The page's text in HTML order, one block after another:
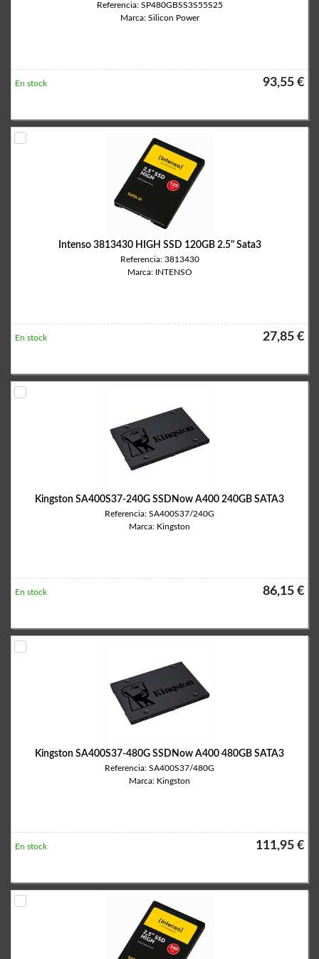
Referencia: SP480GBSS3S55S25
Marca: Silicon Power
93,55 €
En stock
Intenso 3813430 HIGH SSD 120GB 2.5" Sata3
Referencia: 3813430
Marca: INTENSO
27,85 €
En stock
Kingston SA400S37-240G SSDNow A400 240GB SATA3
Referencia: SA400S37/240G
Marca: Kingston
86,15 €
En stock
Kingston SA400S37-480G SSDNow A400 480GB SATA3
Referencia: SA400S37/480G
Marca: Kingston
111,95 €
En stock